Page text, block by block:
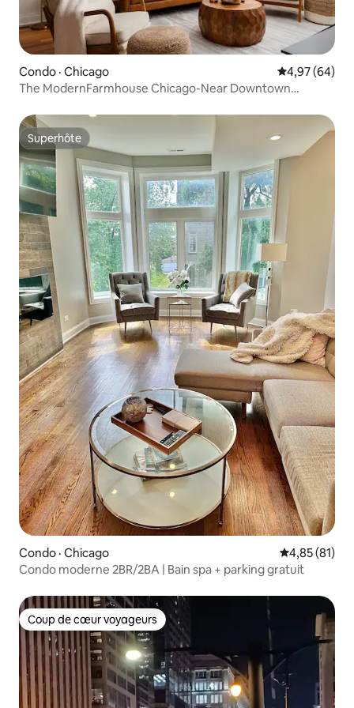
Condo · Chicago Note
4,97 (64)
The ModernFarmhouse Chicago-Near Downtown
Superhôte
Superhôte
Condo · Chicago Note
4,85 (81)
Condo moderne 2BR/2BA | Bain spa + parking gratuit
Coup de cœur voyageurs
Coup de cœur voyageurs